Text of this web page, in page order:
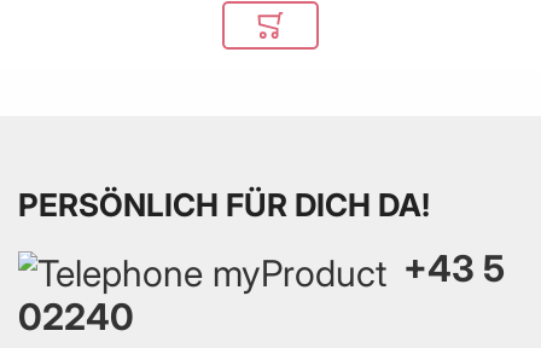
In den Warenkorb
PERSÖNLICH FÜR DICH DA!
+43 5
02240